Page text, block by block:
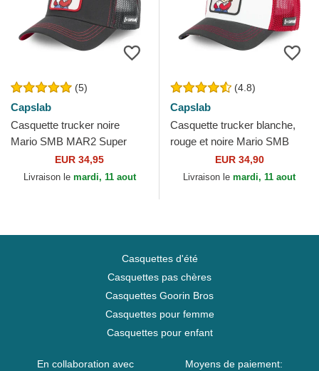
(5)
Capslab
Casquette trucker noire
Mario SMB MAR2 Super
Mario Bros. Capslab
EUR 34,95
Livraison le mardi, 11 aout
(4.8)
Capslab
Casquette trucker blanche,
rouge et noire Mario SMB
MAR Super Mario Bros.
Capslab
EUR 34,90
Livraison le mardi, 11 aout
Casquettes d'été
Casquettes pas chères
Casquettes Goorin Bros
Casquettes pour femme
Casquettes pour enfant
En collaboration avec
Moyens de paiement: